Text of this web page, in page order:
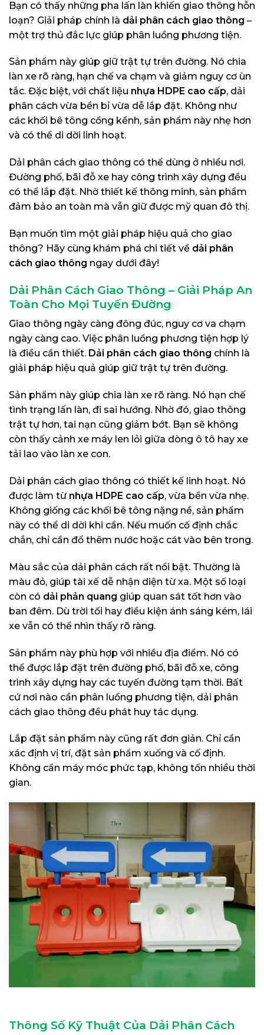
Bạn có thấy những pha lấn làn khiến giao thông hỗn
loạn? Giải pháp chính là dải phân cách giao thông –
một trợ thủ đắc lực giúp phân luồng phương tiện.
Sản phẩm này giúp giữ trật tự trên đường. Nó chia
làn xe rõ ràng, hạn chế va chạm và giảm nguy cơ ùn
tắc. Đặc biệt, với chất liệu nhựa HDPE cao cấp, dải
phân cách vừa bền bỉ vừa dễ lắp đặt. Không như
các khối bê tông cồng kềnh, sản phẩm này nhẹ hơn
và có thể di dời linh hoạt.
Dải phân cách giao thông có thể dùng ở nhiều nơi.
Đường phố, bãi đỗ xe hay công trình xây dựng đều
có thể lắp đặt. Nhờ thiết kế thông minh, sản phẩm
đảm bảo an toàn mà vẫn giữ được mỹ quan đô thị.
Bạn muốn tìm một giải pháp hiệu quả cho giao
thông? Hãy cùng khám phá chi tiết về dải phân
cách giao thông ngay dưới đây!
Dải Phân Cách Giao Thông – Giải Pháp An
Toàn Cho Mọi Tuyến Đường
Giao thông ngày càng đông đúc, nguy cơ va chạm
ngày càng cao. Việc phân luồng phương tiện hợp lý
là điều cần thiết. Dải phân cách giao thông chính là
giải pháp hiệu quả giúp giữ trật tự trên đường.
Sản phẩm này giúp chia làn xe rõ ràng. Nó hạn chế
tình trạng lấn làn, đi sai hướng. Nhờ đó, giao thông
trật tự hơn, tai nạn cũng giảm bớt. Bạn sẽ không
còn thấy cảnh xe máy len lỏi giữa dòng ô tô hay xe
tải lao vào làn xe con.
Dải phân cách giao thông có thiết kế linh hoạt. Nó
được làm từ nhựa HDPE cao cấp, vừa bền vừa nhẹ.
Không giống các khối bê tông nặng nề, sản phẩm
này có thể di dời khi cần. Nếu muốn cố định chắc
chắn, chỉ cần đổ thêm nước hoặc cát vào bên trong.
Màu sắc của dải phân cách rất nổi bật. Thường là
màu đỏ, giúp tài xế dễ nhận diện từ xa. Một số loại
còn có dải phản quang giúp quan sát tốt hơn vào
ban đêm. Dù trời tối hay điều kiện ánh sáng kém, lái
xe vẫn có thể nhìn thấy rõ ràng.
Sản phẩm này phù hợp với nhiều địa điểm. Nó có
thể được lắp đặt trên đường phố, bãi đỗ xe, công
trình xây dựng hay các tuyến đường tạm thời. Bất
cứ nơi nào cần phân luồng phương tiện, dải phân
cách giao thông đều phát huy tác dụng.
Lắp đặt sản phẩm này cũng rất đơn giản. Chỉ cần
xác định vị trí, đặt sản phẩm xuống và cố định.
Không cần máy móc phức tạp, không tốn nhiều thời
gian.
Thông Số Kỹ Thuật Của Dải Phân Cách